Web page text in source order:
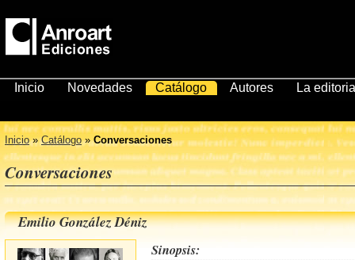
Inicio Novedades Catálogo Autores La
Inicio»Catálogo»Conversaciones
Conversaciones
Emilio González Déniz
Sinopsis: